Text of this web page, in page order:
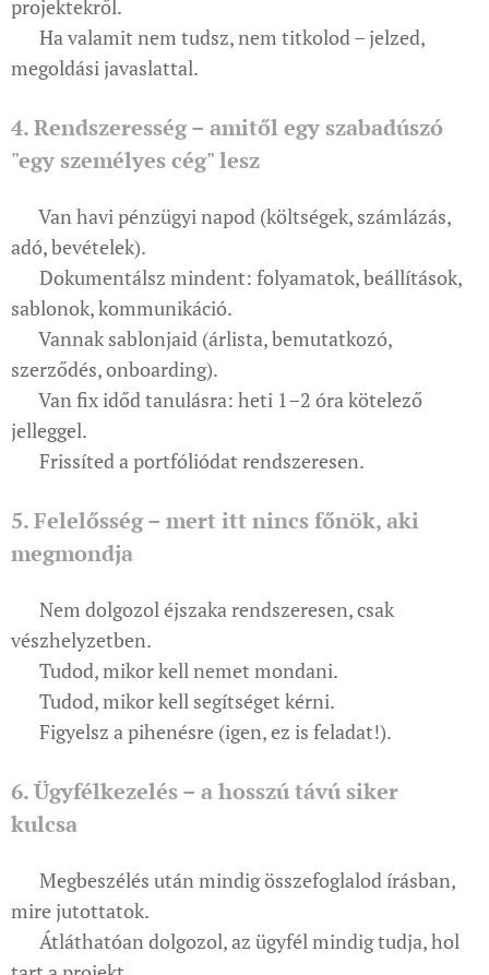
projektekről.
✔ Ha valamit nem tudsz, nem titkolod – jelzed,
megoldási javaslattal.
4. Rendszeresség – amitől egy szabadúszó
"egy személyes cég" lesz
✔ Van havi pénzügyi napod (költségek, számlázás,
adó, bevételek).
✔ Dokumentálsz mindent: folyamatok, beállítások,
sablonok, kommunikáció.
✔ Vannak sablonjaid (árlista, bemutatkozó,
szerződés, onboarding).
✔ Van fix időd tanulásra: heti 1–2 óra kötelező
jelleggel.
✔ Frissíted a portfóliódat rendszeresen.
5. Felelősség – mert itt nincs főnök, aki
megmondja
✔ Nem dolgozol éjszaka rendszeresen, csak
vészhelyzetben.
✔ Tudod, mikor kell nemet mondani.
✔ Tudod, mikor kell segítséget kérni.
✔ Figyelsz a pihenésre (igen, ez is feladat!).
6. Ügyfélkezelés – a hosszú távú siker
kulcsa
✔ Megbeszélés után mindig összefoglalod írásban,
mire jutottatok.
✔ Átláthatóan dolgozol, az ügyfél mindig tudja, hol